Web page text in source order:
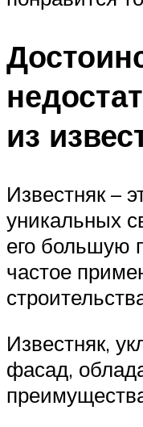
из
Известняк –
уникальных
его большую
частое
Известняк,
фасад,